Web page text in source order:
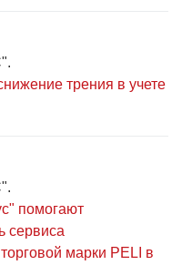
трения в учете
помогают
сервиса
марки PELI в